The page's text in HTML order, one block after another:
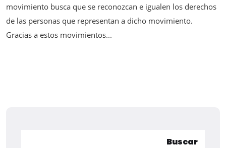
movimiento busca que se reconozcan e igualen los derechos
de las personas que representan a dicho movimiento.
Gracias a estos movimientos...
Buscar